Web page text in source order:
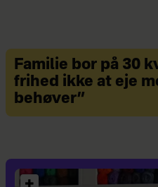
Familie bor på 30
frihed ikke at eje
behøver”